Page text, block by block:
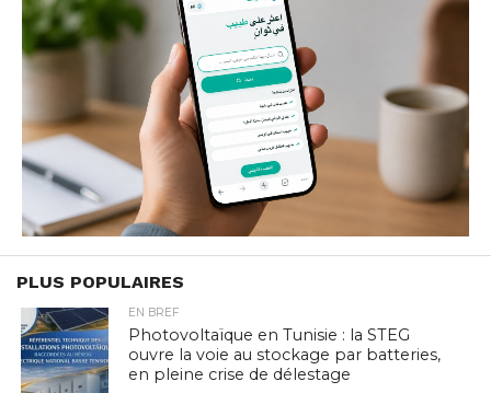
PLUS POPULAIRES
EN BREF
Photovoltaïque en Tunisie : la STEG
ouvre la voie au stockage par batteries,
en pleine crise de délestage